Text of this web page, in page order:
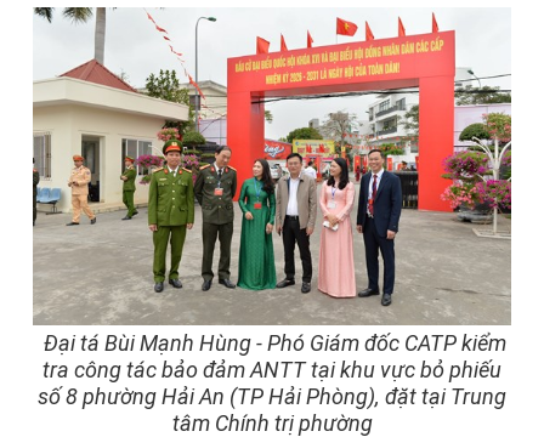
Đại tá Bùi Mạnh Hùng - Phó Giám đốc CATP kiểm
tra công tác bảo đảm ANTT tại khu vực bỏ phiếu
số 8 phường Hải An (TP Hải Phòng), đặt tại Trung
tâm Chính trị phường